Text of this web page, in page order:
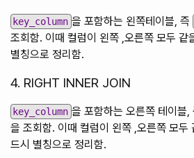
key_column 을 포함하는 왼쪽테이블, 즉
조회함. 이때 컬럼이 왼쪽 ,오른쪽 모두 같
별칭으로 정리함.
4. RIGHT INNER JOIN
key_column 을 포함하는 오른쪽 테이블
을 조회함. 이때 컬럼이 왼쪽 ,오른쪽 모두
드시 별칭으로 정리함.